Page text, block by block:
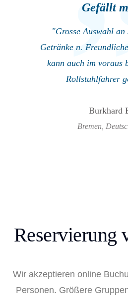
Gefällt
"Grosse Auswahl an
Getränke n.
kann auch im voraus
Rollstuhlfahrer
Burkhard
Bremen,
Reservierung
Wir akzeptieren online
Personen. Größere